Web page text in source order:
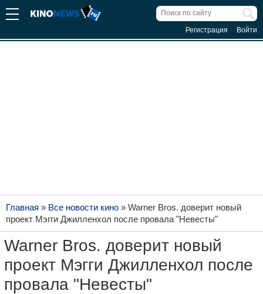
Регистрация Войти
Главная » Все новости кино » Warner Bros. доверит новый
проект Мэгги Джилленхол после провала "Невесты"
Warner Bros. доверит новый
проект Мэгги Джилленхол после
провала "Невесты"